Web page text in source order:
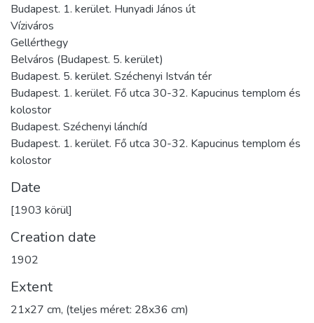
Budapest. 1. kerület. Hunyadi János út
Víziváros
Gellérthegy
Belváros (Budapest. 5. kerület)
Budapest. 5. kerület. Széchenyi István tér
Budapest. 1. kerület. Fő utca 30-32. Kapucinus templom és
kolostor
Budapest. Széchenyi lánchíd
Budapest. 1. kerület. Fő utca 30-32. Kapucinus templom és
kolostor
Date
[1903 körül]
Creation date
1902
Extent
21x27 cm, (teljes méret: 28x36 cm)